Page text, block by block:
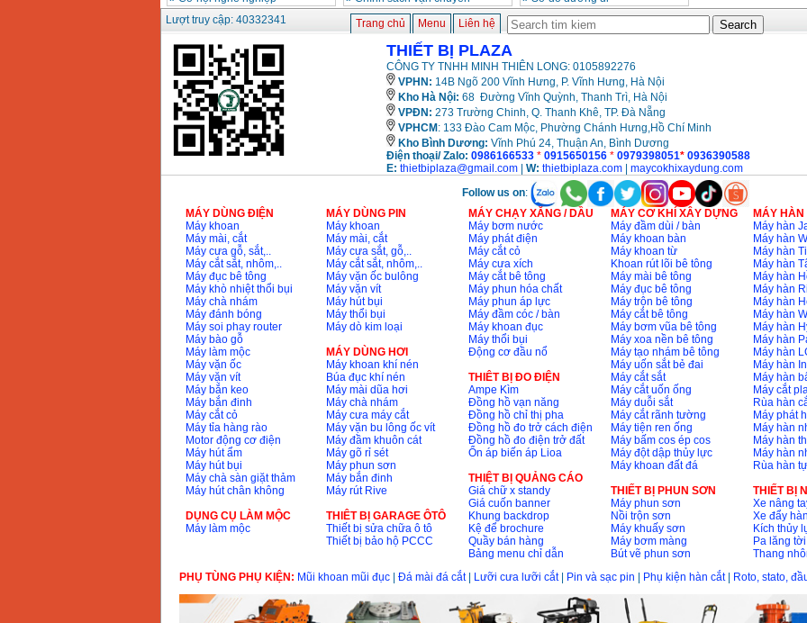
Động cơ xăng Honda
GX160 (5.5HP)
Giá:7200000VND
Máy mài 100mm
Makita 9553B (710W)
Giá:1296000
Lượt truy cập: 40332341 Trang chủ Menu Liên hệ
THIẾT BỊ PLAZA
CÔNG TY TNHH MINH THIÊN LONG: 0105892276
VPHN: 14B Ngõ 200 Vĩnh Hưng, P. Vĩnh Hưng, Hà Nội
Kho Hà Nội: 68 Đường Vĩnh Quỳnh, Thanh Trì, Hà Nội
VPĐN: 273 Trường Chinh, Q. Thanh Khê, TP. Đà Nẵng
VPHCM : 133 Đào Cam Mộc, Phường Chánh Hưng,Hồ Chí Minh
Kho Bình Dương: Vĩnh Phú 24, Thuận An, Bình Dương
Điện thoại/ Zalo: 0986166533 * 0915650156* 0979398051* 0936390588
E: thietbiplaza@gmail.com| W: thietbiplaza.com| maycokhixaydung.com
Follow us on:
MÁY DÙNG ĐIỆN
Máy khoan
Máy mài, cắt
Máy cưa gỗ, sắt,..
Máy cắt sắt, nhôm,..
Máy đục bê tông
Máy khò nhiệt thổi bụi
Máy chà nhám
Máy đánh bóng
Máy soi phay router
Máy bào gỗ
Máy làm mộc
Máy vặn ốc
Máy vặn vít
Máy bắn keo
Máy bắn đinh
Máy cắt cỏ
Máy tỉa hàng rào
Motor động cơ điện
Máy hút ẩm
Máy hút bụi
Máy chà sàn giặt thảm
Máy hút chân không
DỤNG CỤ LÀM MỘC
Máy làm mộc
MÁY DÙNG PIN
Máy khoan
Máy mài, cắt
Máy cưa sắt, gỗ,..
Máy cắt sắt, nhôm,..
Máy vặn ốc bulông
Máy vặn vít
Máy hút bụi
Máy thổi bụi
Máy dò kim loại
MÁY DÙNG HƠI
Máy khoan khí nén
Búa đục khí nén
Máy mài dũa hơi
Máy chà nhám
Máy cưa máy cắt
Máy vặn bu lông ốc vít
Máy đầm khuôn cát
Máy gõ rỉ sét
Máy phun sơn
Máy bắn đinh
Máy rút Rive
THIÊT BỊ GARAGE ÔTÔ
Thiết bị sửa chữa ô tô
Thiết bị bảo hộ PCCC
MÁY CHẠY XĂNG / DẦU
Máy bơm nước
Máy phát điện
Máy cắt cỏ
Máy cưa xích
Máy cắt bê tông
Máy phun hóa chất
Máy phun áp lực
Máy đầm cóc / bàn
Máy khoan đục
Máy thổi bụi
Động cơ đầu nổ
THIÊT BỊ ĐO ĐIỆN
Ampe Kìm
Đồng hồ vạn năng
Đồng hồ chỉ thị pha
Đồng hồ đo trở cách điện
Đồng hồ đo điện trở đất
Ổn áp biến áp Lioa
THIỆT BỊ QUẢNG CÁO
Giá chữ x standy
Giá cuốn banner
Khung backdrop
Kệ để brochure
Quầy bán hàng
Bảng menu chỉ dẫn
MÁY CƠ KHÍ XÂY DỰNG
Máy đầm dùi / bàn
Máy khoan bàn
Máy khoan từ
Khoan rút lõi bê tông
Máy mài bê tông
Máy đục bê tông
Máy trộn bê tông
Máy cắt bê tông
Máy bơm vũa bê tông
Máy xoa nền bê tông
Máy tạo nhám bê tông
Máy uốn sắt bẻ đai
Máy cắt sắt
Máy cắt uốn ống
Máy duỗi sắt
Máy cắt rãnh tường
Máy tiện ren ống
Máy bấm cos ép cos
Máy đột dập thủy lực
Máy khoan đất đá
THIẾT BỊ PHUN SƠN
Máy phun sơn
Nồi trộn sơn
Máy khuấy sơn
Máy bơm màng
Bút vẽ phun sơn
MÁY HÀN
Máy hàn
Máy hàn
Máy hàn
Máy hàn
Máy hàn
Máy hàn
Máy hàn
Máy hàn
Máy hàn
Máy hàn
Máy hàn
Máy hàn
Máy hàn
Máy cắt
Rùa hàn
Máy phát
Máy hàn
Máy hàn
Máy hàn
Rùa hàn
THIẾT BỊ
Xe nâng
Xe đẩy
Kích thủy
Pa lăng
Thang
PHỤ TÙNG PHỤ KIỆN: Mũi khoan mũi đục| Đá mài đá cắt| Lưỡi cưa lưỡi cắt| Pin và sạc pin Phụ kiện hàn cắt| Roto, stato,